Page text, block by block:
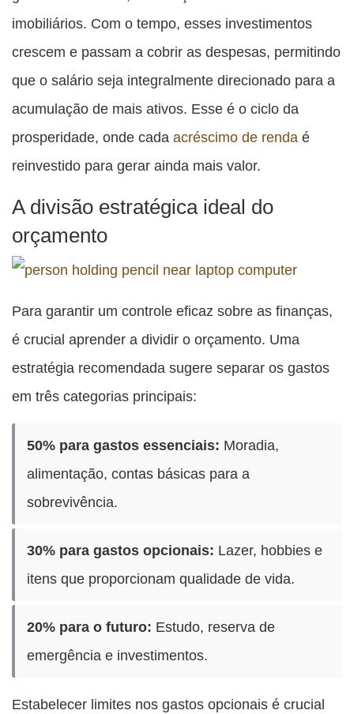
imobiliários. Com o tempo, esses investimentos
crescem e passam a cobrir as despesas, permitindo
que o salário seja integralmente direcionado para a
acumulação de mais ativos. Esse é o ciclo da
prosperidade, onde cada acréscimo de renda é
reinvestido para gerar ainda mais valor.
A divisão estratégica ideal do
orçamento
Para garantir um controle eficaz sobre as finanças,
é crucial aprender a dividir o orçamento. Uma
estratégia recomendada sugere separar os gastos
em três categorias principais:
50% para gastos essenciais: Moradia,
alimentação, contas básicas para a
sobrevivência.
30% para gastos opcionais: Lazer, hobbies e
itens que proporcionam qualidade de vida.
20% para o futuro: Estudo, reserva de
emergência e investimentos.
Estabelecer limites nos gastos opcionais é crucial